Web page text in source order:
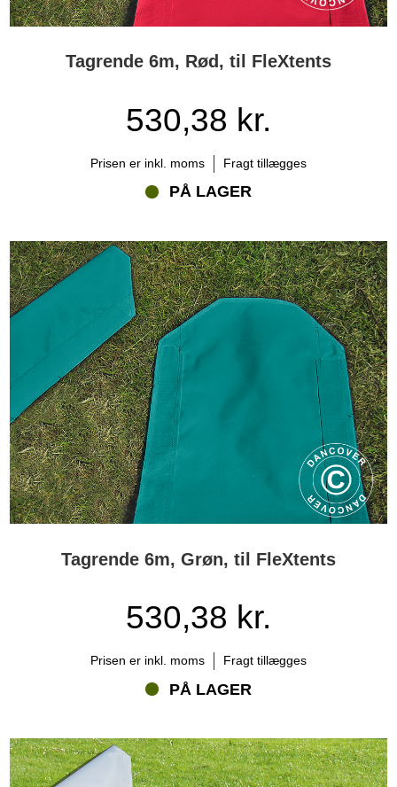
Tagrende 6m, Rød, til FleXtents
530,38 kr.
Prisen er inkl. moms Fragt tillægges
PÅ LAGER
Tagrende 6m, Grøn, til FleXtents
530,38 kr.
Prisen er inkl. moms Fragt tillægges
PÅ LAGER